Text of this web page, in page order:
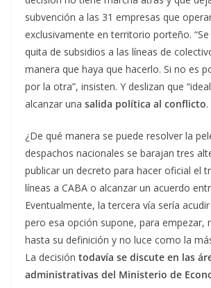
subvención a las 31 empresas que
exclusivamente en territorio porteño.
quita de subsidios a las líneas de
manera que haya que hacerlo. Si no es
por la otra”, insisten. Y deslizan que
alcanzar una salida política al conflicto.
¿De qué manera se puede resolver la
despachos nacionales se barajan tres
publicar un decreto para hacer oficial el
líneas a CABA o alcanzar un acuerdo
Eventualmente, la tercera vía sería acudir
pero esa opción supone, para empezar,
hasta su definición y no luce como la
La decisión todavía se discute en las
administrativas del Ministerio de